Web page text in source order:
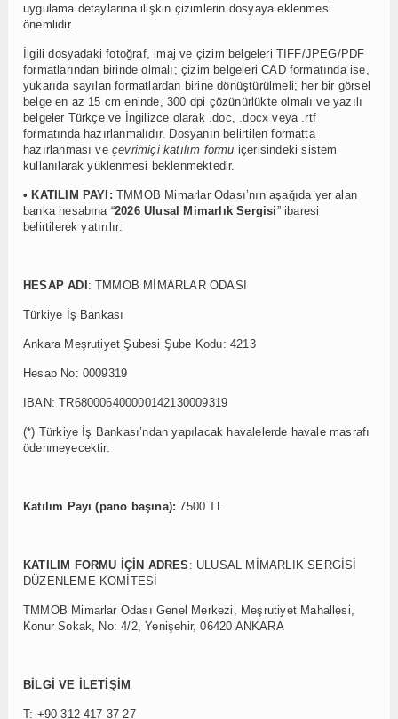
uygulama detaylarına ilişkin çizimlerin dosyaya eklenmesi
önemlidir.
İlgili dosyadaki fotoğraf, imaj ve çizim belgeleri TIFF/JPEG/PDF
formatlarından birinde olmalı; çizim belgeleri CAD formatında ise,
yukarıda sayılan formatlardan birine dönüştürülmeli; her bir görsel
belge en az 15 cm eninde, 300 dpi çözünürlükte olmalı ve yazılı
belgeler Türkçe ve İngilizce olarak .doc, .docx veya .rtf
formatında hazırlanmalıdır. Dosyanın belirtilen formatta
hazırlanması veçevrimiçi katılım formu içerisindeki sistem
kullanılarak yüklenmesi beklenmektedir.
• KATILIM PAYI: TMMOB Mimarlar Odası’nın aşağıda yer alan
banka hesabına “2026 Ulusal Mimarlık Sergisi” ibaresi
belirtilerek yatırılır:
HESAP ADI : TMMOB MİMARLAR ODASI
Türkiye İş Bankası
Ankara Meşrutiyet Şubesi Şube Kodu: 4213
Hesap No: 0009319
IBAN: TR680006400000142130009319
(*) Türkiye İş Bankası’ndan yapılacak havalelerde havale masrafı
ödenmeyecektir.
Katılım Payı (pano başına): 7500 TL
KATILIM FORMU İÇİN ADRES : ULUSAL MİMARLIK SERGİSİ
DÜZENLEME KOMİTESİ
TMMOB Mimarlar Odası Genel Merkezi, Meşrutiyet Mahallesi,
Konur Sokak, No: 4/2, Yenişehir, 06420 ANKARA
BİLGİ VE İLETİŞİM
T: +90 312 417 37 27